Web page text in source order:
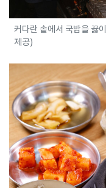
커다란 솥에서 국밥을 끓
제공)